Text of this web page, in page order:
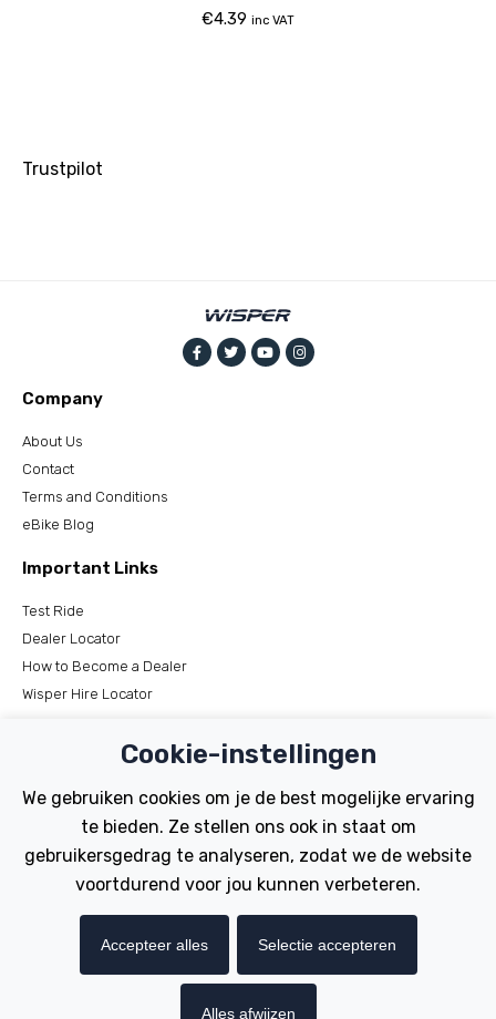
€4.39 inc VAT
Trustpilot
Company
About Us
Contact
Terms and Conditions
eBike Blog
Important Links
Test Ride
Dealer Locator
How to Become a Dealer
Wisper Hire Locator
FAQs
Tutorials
Wayfarer
Cookie-instellingen
We gebruiken cookies om je de best mogelijke ervaring
te bieden. Ze stellen ons ook in staat om
gebruikersgedrag te analyseren, zodat we de website
voortdurend voor jou kunnen verbeteren.
Accepteer alles Selectie accepteren
Alles afwijzen